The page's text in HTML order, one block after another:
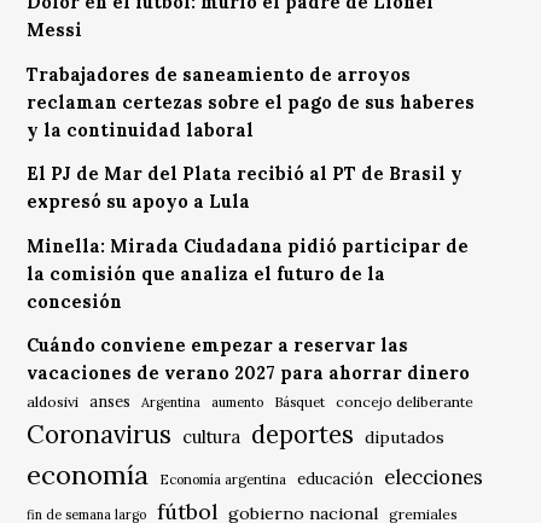
Messi
Trabajadores de saneamiento de arroyos
reclaman certezas sobre el pago de sus haberes
y la continuidad laboral
El PJ de Mar del Plata recibió al PT de Brasil y
expresó su apoyo a Lula
Minella: Mirada Ciudadana pidió participar de
la comisión que analiza el futuro de la
concesión
Cuándo conviene empezar a reservar las
vacaciones de verano 2027 para ahorrar dinero
aldosivi anses Argentina aumento Básquet concejo deliberante
Coronavirus cultura deportes diputados
economía Economía argentina educación elecciones
fin de semana largo fútbol gobierno nacional gremiales